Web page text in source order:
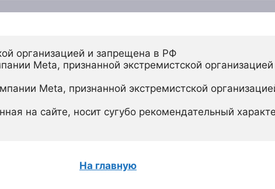
организацией и запрещена в РФ
Meta, признанной экстремистской
Meta, признанной экстремистской
на сайте, носит сугубо рекомендательный
На главную